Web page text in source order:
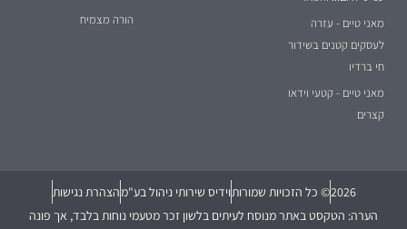
מאני טיים - עזרה
לעסקים קטנים בשידור
חי ברדיו
מאני טיים - קטעי וידאו
קצרים
הורה מצמיח
2026© כל הזכויות שמורותוידיס שירותי ניהול בע"מהצהרת נגישות
הערה: הטקסט באתר מנוסח לעיתים בלשון זכר מטעמי נוחות בלבד, אך פונה